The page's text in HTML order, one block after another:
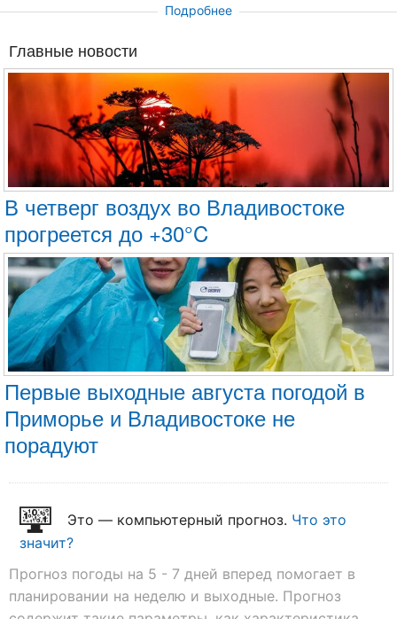
Подробнее
Главные новости
В четверг воздух во Владивостоке
прогреется до +30°C
Первые выходные августа погодой в
Приморье и Владивостоке не
порадуют
Это — компьютерный прогноз. Что это
значит?
Прогноз погоды на 5 - 7 дней вперед помогает в
планировании на неделю и выходные. Прогноз